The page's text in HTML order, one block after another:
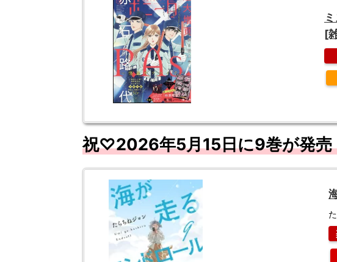
[
祝♡2026年5月15日に9巻が発売